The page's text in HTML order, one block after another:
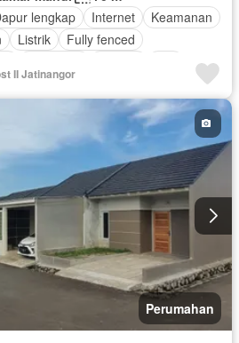
lengkap Internet
Keamanan
Listrik
Fully fenced
II Jatinangor
Perumahan